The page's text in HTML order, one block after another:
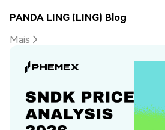
PANDA LING (LING) Blog
Mais